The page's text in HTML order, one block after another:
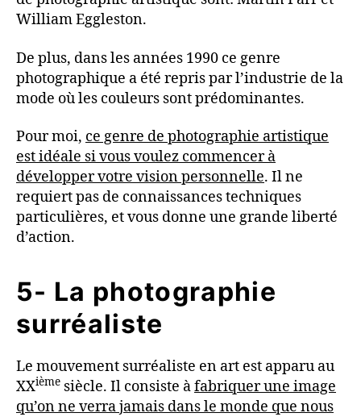
William Eggleston.
De plus, dans les années 1990 ce genre
photographique a été repris par l’industrie de la
mode où les couleurs sont prédominantes.
Pour moi, ce genre de photographie artistique
est idéale si vous voulez commencer à
développer votre vision personnelle. Il ne
requiert pas de connaissances techniques
particulières, et vous donne une grande liberté
d’action.
5- La photographie
surréaliste
Le mouvement surréaliste en art est apparu au
XXième siècle. Il consiste àfabriquer une image
qu’on ne verra jamais dans le monde que nous